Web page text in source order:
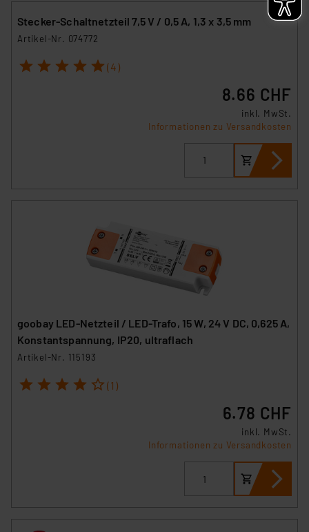
Stecker-Schaltnetzteil 7,5 V / 0,5 A, 1,3 x 3,5 mm
Artikel-Nr. 074772
1 2 3 4 5 (4)
8.66 CHF
inkl. MwSt.
Informationen zu Versandkosten
goobay LED-Netzteil / LED-Trafo, 15 W, 24 V DC, 0,625 A,
Konstantspannung, IP20, ultraflach
Artikel-Nr. 115193
1 2 3 4 5 (1)
6.78 CHF
inkl. MwSt.
Informationen zu Versandkosten